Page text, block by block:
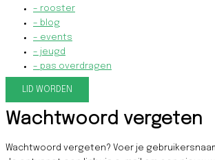
– rooster
– blog
– events
– jeugd
– pas overdragen
LID WORDEN
Wachtwoord vergeten
Wachtwoord vergeten? Voer je